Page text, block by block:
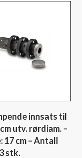
innsats til
utv. rørdiam. –
17 cm – Antall
stk.